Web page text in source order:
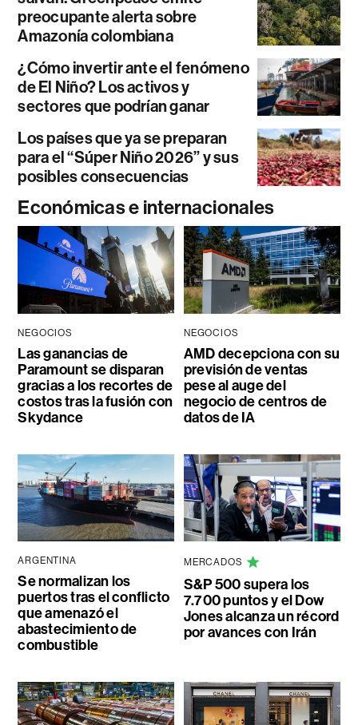
preocupante alerta sobre
Amazonía colombiana
¿Cómo invertir ante el fenómeno
de El Niño? Los activos y
sectores que podrían ganar
Los países que ya se preparan
para el “Súper Niño 2026” y sus
posibles consecuencias
Económicas e internacionales
NEGOCIOS
Las ganancias de
Paramount se disparan
gracias a los recortes de
costos tras la fusión con
Skydance
NEGOCIOS
AMD decepciona con su
previsión de ventas
pese al auge del
negocio de centros de
datos de IA
ARGENTINA
Se normalizan los
puertos tras el conflicto
que amenazó el
abastecimiento de
combustible
MERCADOS
S&P 500 supera los
7.700 puntos y el Dow
Jones alcanza un récord
por avances con Irán